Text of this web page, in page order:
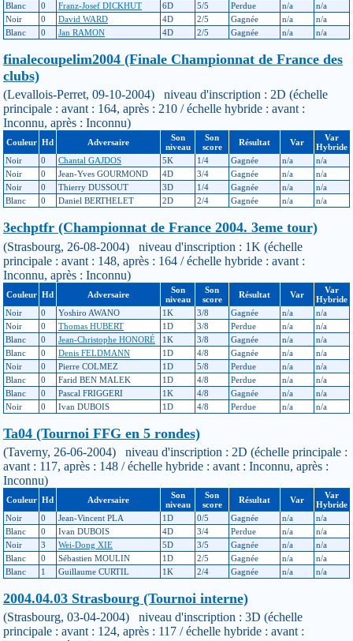
Blanc
0 Franz-Josef DICKHUT 6D 5/5 Perdue n/a
n/a
Noir
0 David WARD 4D 2/5 Gagnée n/a
n/a
Blanc
0 Jan RAMON 4D 2/5 Gagnée n/a n/a
finalecoupelim2004 (Finale Championnat de France des
clubs)
(Levallois-Perret, 09-10-2004) niveau d'inscription : 2D (échelle
principale : avant : 164, après : 210 / échelle hybride : avant :
Inconnu, après : Inconnu)
Couleur Hd Adversaire
Son
niveau
Son
score
Résultat Var
Var
Hybride
Noir
0 Chantal GAJDOS 5K 1/4 Gagnée n/a
n/a
Noir
0 Jean-Yves GOURMOND 4D 3/4 Gagnée n/a
n/a
Noir
0 Thierry DUSSOUT 3D 1/4 Gagnée n/a
n/a
Blanc
0 Daniel BERTHELET 2D 2/4 Gagnée n/a n/a
3echptfr (Championnat de France 2004. 3eme tour)
(Strasbourg, 26-08-2004) niveau d'inscription : 1K (échelle
principale : avant : 148, après : 164 / échelle hybride : avant :
Inconnu, après : Inconnu)
Couleur Hd Adversaire
Son
niveau
Son
score
Résultat Var
Var
Hybride
Noir
0 Yoshiro AWANO 1K 3/8 Gagnée n/a
n/a
Noir
0 Thomas HUBERT 1D 3/8 Perdue n/a
n/a
Blanc
0 Jean-Christophe HONORÉ 1K 3/8 Gagnée n/a
n/a
Blanc
0 Denis FELDMANN 1D 4/8 Gagnée n/a
n/a
Noir
0 Pierre COLMEZ 1D 5/8 Perdue n/a
n/a
Blanc
0 Farid BEN MALEK 1D 4/8 Perdue n/a
n/a
Blanc
0 Pascal FRIGGERI 1K 4/8 Gagnée n/a
n/a
Noir
0 Ivan DUBOIS 1D 4/8 Perdue n/a n/a
Ta04 (Tournoi FFG en 5 rondes)
(Taverny, 26-06-2004) niveau d'inscription : 2D (échelle principale :
avant : 117, après : 148 / échelle hybride : avant : Inconnu, après :
Inconnu)
Couleur Hd Adversaire
Son
niveau
Son
score
Résultat Var
Var
Hybride
Noir
0 Jean-Vincent PLA 1D 0/5 Gagnée n/a
n/a
Blanc
0 Ivan DUBOIS 4D 3/4 Perdue n/a
n/a
Noir
3 Wei-Dong XIE 5D 3/5 Gagnée n/a
n/a
Blanc
0 Sébastien MOULIN 1D 2/5 Gagnée n/a
n/a
Blanc
1 Guillaume CURTIL 1K 2/4 Gagnée n/a n/a
2004.04.03 Strasbourg (Tournoi interne)
(Strasbourg, 03-04-2004) niveau d'inscription : 3D (échelle
principale : avant : 124, après : 117 / échelle hybride : avant :